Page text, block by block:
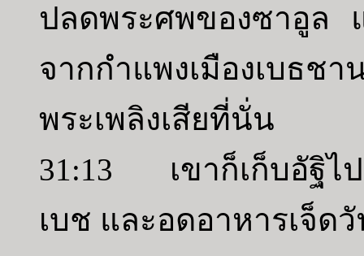
ปลดพระศพของซาอูล
จากกำแพงเมืองเบธช
พระเพลิงเสียที่นั่น
31:13 เขาก็เก็บอัฐิไป
เบช และอดอาหารเจ็ด